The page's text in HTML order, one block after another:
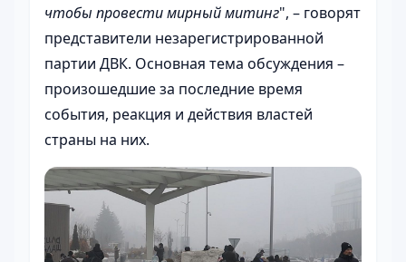
чтобы провести мирный митинг", – говорят
представители незарегистрированной
партии ДВК. Основная тема обсуждения –
произошедшие за последние время
события, реакция и действия властей
страны на них.